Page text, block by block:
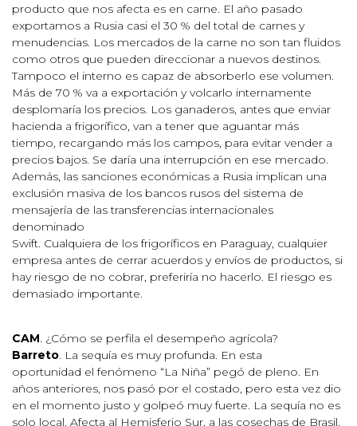
producto que nos afecta es en carne. El año pasado
exportamos a Rusia casi el 30 % del total de carnes y
menudencias. Los mercados de la carne no son tan fluidos
como otros que pueden direccionar a nuevos destinos.
Tampoco el interno es capaz de absorberlo ese volumen.
Más de 70 % va a exportación y volcarlo internamente
desplomaría los precios. Los ganaderos, antes que enviar
hacienda a frigorífico, van a tener que aguantar más
tiempo, recargando más los campos, para evitar vender a
precios bajos. Se daría una interrupción en ese mercado.
Además, las sanciones económicas a Rusia implican una
exclusión masiva de los bancos rusos del sistema de
mensajería de las transferencias internacionales
denominado
Swift. Cualquiera de los frigoríficos en Paraguay, cualquier
empresa antes de cerrar acuerdos y envíos de productos, si
hay riesgo de no cobrar, preferiría no hacerlo. El riesgo es
demasiado importante.
CAM. ¿Cómo se perfila el desempeño agrícola?
Barreto. La sequía es muy profunda. En esta
oportunidad el fenómeno “La Niña” pegó de pleno. En
años anteriores, nos pasó por el costado, pero esta vez dio
en el momento justo y golpeó muy fuerte. La sequía no es
solo local. Afecta al Hemisferio Sur, a las cosechas de Brasil,